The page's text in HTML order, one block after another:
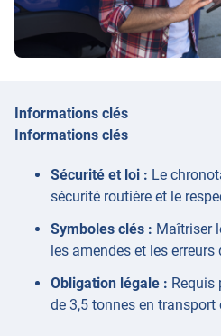
Informations clés
Informations clés
Sécurité et loi : Le
sécurité routière et le
Symboles clés : Maîtriser
les amendes et les erreurs
Obligation légale : Requis
de 3,5 tonnes en transport